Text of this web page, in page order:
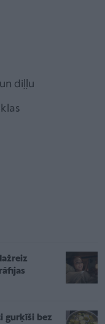
diļļu
gurķīši bez